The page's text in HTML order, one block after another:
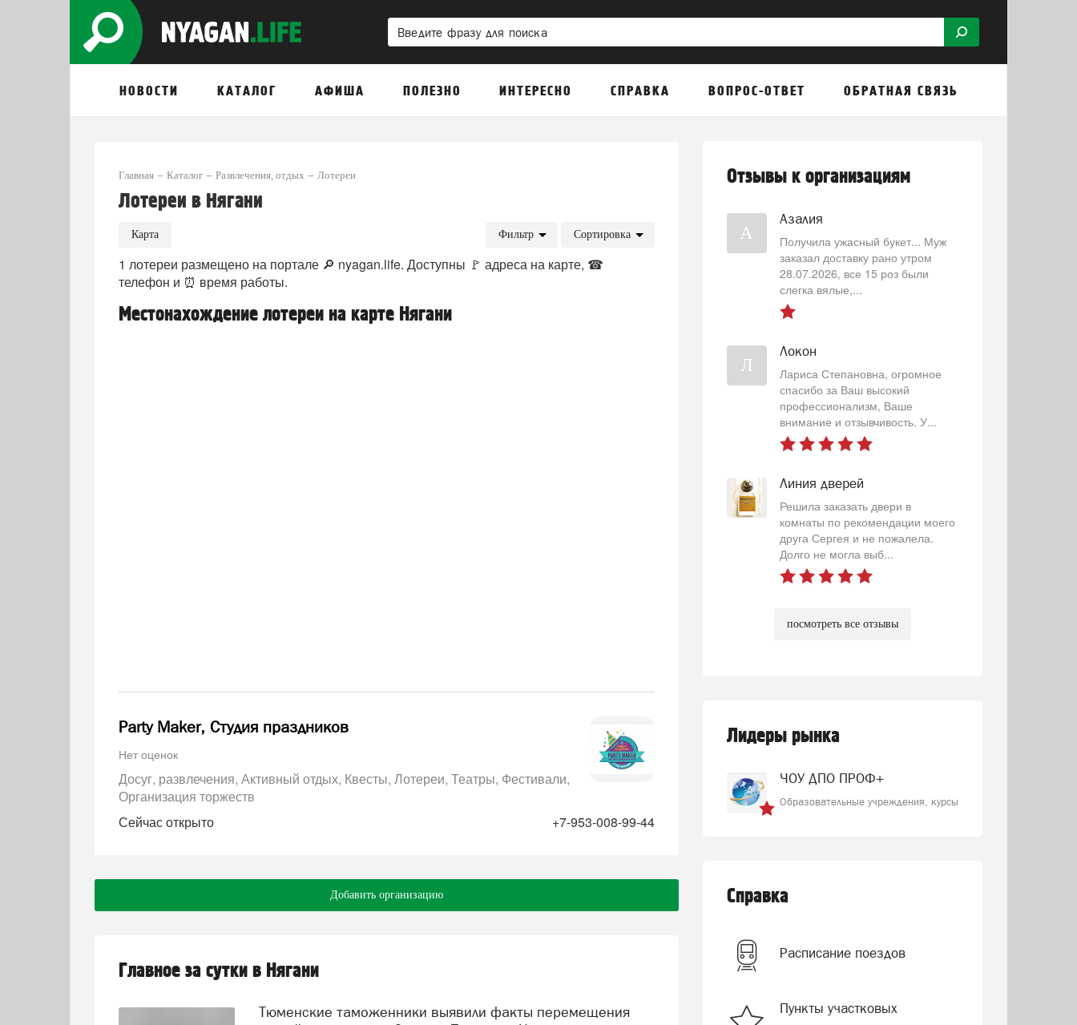
НОВОСТИ КАТАЛОГ АФИША ПОЛЕЗНО ИНТЕРЕСНО СПРАВКА ВОПРОС-ОТВЕТ ОБРАТНАЯ СВЯЗЬ
Главная Каталог Развлечения, отдых Лотереи
Лотереи в Нягани
Карта Фильтр Сортировка
1 лотереи размещено на портале 🔎 nyagan.life. Доступны 🚩 адреса на карте, ☎
телефон и ⏰ время работы.
Местонахождение лотереи на карте Нягани
Party Maker, Студия праздников
Нет оценок
Досуг, развлечения Активный отдых Квесты Лотереи Театры Фестивали
Организация торжеств
Сейчас открыто
+7-953-008-99-44
Добавить организацию
Главное за сутки в Нягани
Тюменские таможенники выявили факты перемещения
Отзывы к организациям
А
Азалия
Получила ужасный букет... Муж
заказал доставку рано утром
28.07.2026, все 15 роз были
слегка вялые,...
Л
Локон
Лариса Степановна, огромное
спасибо за Ваш высокий
профессионализм, Ваше
внимание и отзывчивость. У...
Линия дверей
Решила заказать двери в
комнаты по рекомендации моего
друга Сергея и не пожалела.
Долго не могла выб...
посмотреть все отзывы
Лидеры рынка
ЧОУ ДПО ПРОФ+
Образовательные учреждения, курсы
Справка
Расписание поездов
Пункты участковых